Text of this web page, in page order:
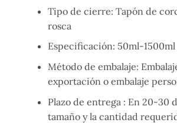
Tipo de cierre: Tapón de
rosca
Especificación: 50ml-1500ml
Método de embalaje:
exportación o embalaje
Plazo de entrega : En 20-30
tamaño y la cantidad